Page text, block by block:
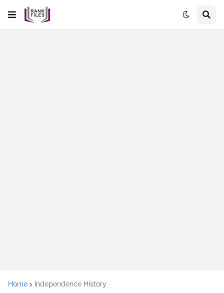
Home Independence History